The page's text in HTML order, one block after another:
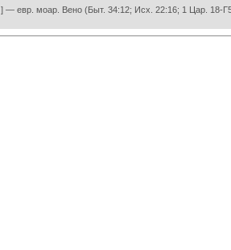
] — евр. моар. Вено (Быт. 34:12; Исх. 22:16; 1 Цар. 18-